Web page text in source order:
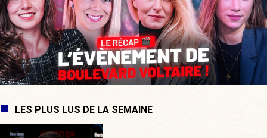
LES PLUS LUS DE LA SEMAINE